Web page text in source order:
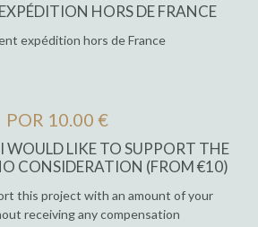
HORS DE FRANCE
expédition hors de France
POR 10.00 €
WOULD LIKE TO SUPPORT THE
CONSIDERATION (FROM €10)
this project with an amount of your
receiving any compensation